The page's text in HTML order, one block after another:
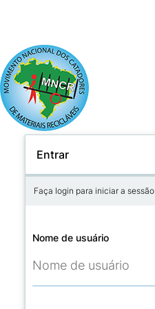
Entrar
Faça login para iniciar a sessão
Nome de usuário